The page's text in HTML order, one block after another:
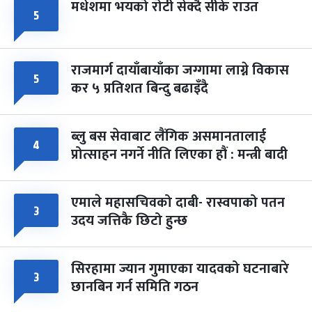
५ मधेशमा भयको रोटी सेक्दै सीके राउत
५ राजमार्ग दायाँबायाँका जग्गामा लाग्ने विकास
कर ५ प्रतिशत बिन्दु बढाइँदै
४ ब्लु बस सेवाबाट लैंगिक असमानतालाई
प्रोत्साहन नगर्ने नीति लिएका हौं : मन्त्री बादी
३ एमाले महासचिवको दाबी- रास्वपाको पतन
उदय जत्तिकै छिटो हुन्छ
३ सिरहामा ज्यान गुमाएका यादवको घटनाबारे
छानबिन गर्न समिति गठन